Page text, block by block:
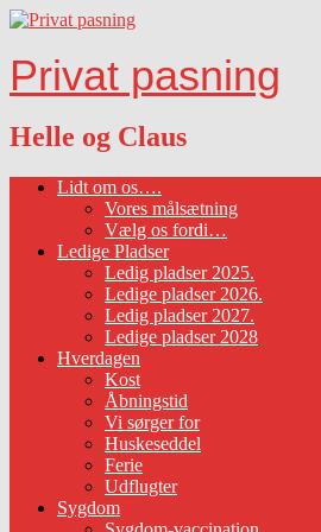
Privat pasning
Helle og Claus
Lidt om os….
Vores målsætning
Vælg os fordi…
Ledige Pladser
Ledig pladser 2025.
Ledige pladser 2026.
Ledig pladser 2027.
Ledige pladser 2028
Hverdagen
Kost
Åbningstid
Vi sørger for
Huskeseddel
Ferie
Udflugter
Sygdom